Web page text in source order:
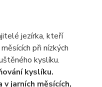
jezírka, kteří
při nízkých
kyslíku.
kyslíku.
jarních měsících,